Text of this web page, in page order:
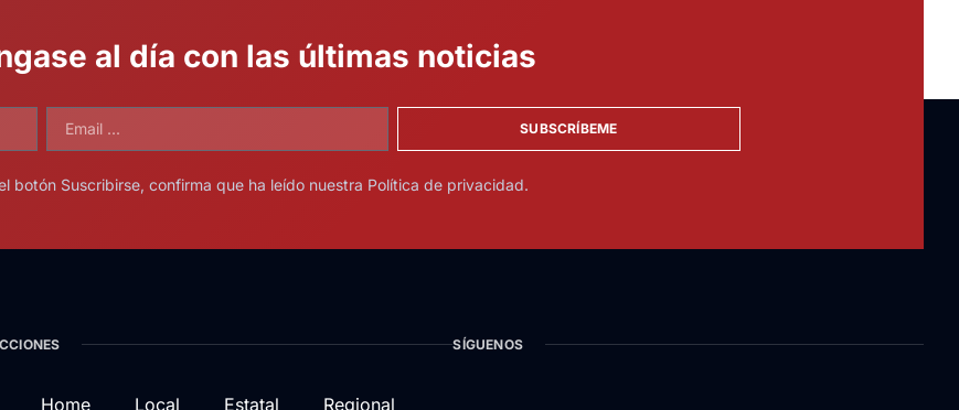
al día con las últimas noticias
SUBSCRÍBEME
botón Suscribirse, confirma que ha leído nuestra Política de privacidad.
Home Local Estatal Regional
SÍGUENOS